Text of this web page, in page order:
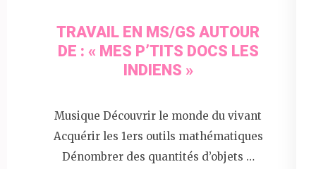
TRAVAIL EN MS/GS AUTOUR
DE : « MES P’TITS DOCS LES
INDIENS »
Musique Découvrir le monde du vivant
Acquérir les 1ers outils mathématiques
Dénombrer des quantités d’objets …